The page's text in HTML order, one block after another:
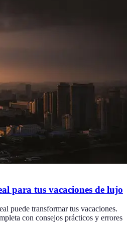
para tus vacaciones de lujo
puede transformar tus vacaciones.
con consejos prácticos y errores